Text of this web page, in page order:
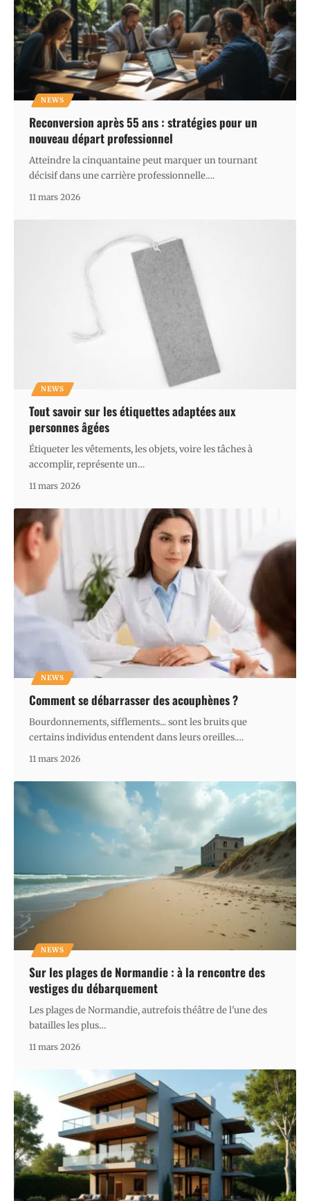
NEWS
Reconversion après 55 ans : stratégies pour un
nouveau départ professionnel
Atteindre la cinquantaine peut marquer un tournant
décisif dans une carrière professionnelle.…
11 mars 2026
NEWS
Tout savoir sur les étiquettes adaptées aux
personnes âgées
Étiqueter les vêtements, les objets, voire les tâches à
accomplir, représente un…
11 mars 2026
NEWS
Comment se débarrasser des acouphènes ?
Bourdonnements, sifflements... sont les bruits que
certains individus entendent dans leurs oreilles.…
11 mars 2026
NEWS
Sur les plages de Normandie : à la rencontre des
vestiges du débarquement
Les plages de Normandie, autrefois théâtre de l'une des
batailles les plus…
11 mars 2026